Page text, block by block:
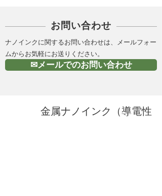
お問い合わせ
✉メールでのお問い合わせ
ナノインクに関するお問い合わせは、メールフォー
ムからお気軽にお送りください。
金属ナノインク（導電性